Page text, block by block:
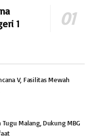
1
V, Fasilitas Mewah
Malang, Dukung MBG